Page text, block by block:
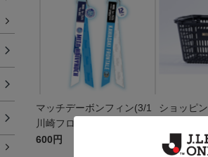
マッチデーボンフィン(3/1
川崎フロンターレ)
600円
ショッピ
1,980円